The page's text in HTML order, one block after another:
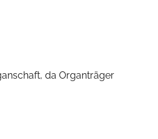
da Organträger